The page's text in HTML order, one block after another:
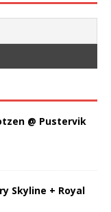
@ Pustervik
Skyline + Royal